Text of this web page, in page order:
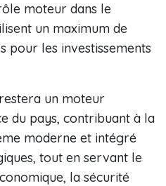
moteur dans le
un maximum de
pour les investissements
un moteur
du pays, contribuant à la
moderne et intégré
tout en servant le
la sécurité